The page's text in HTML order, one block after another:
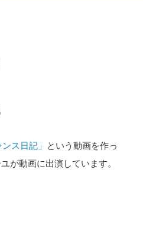
ス日記」
という動画を作っ
が動画に出演しています。